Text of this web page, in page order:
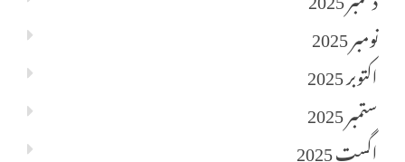
نومبر 2025
اکتوبر 2025
ستمبر 2025
اگست 2025